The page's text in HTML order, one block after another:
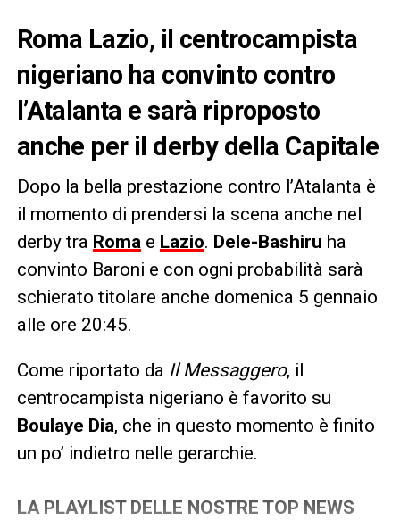
Roma Lazio, il centrocampista
nigeriano ha convinto contro
l’Atalanta e sarà riproposto
anche per il derby della Capitale
Dopo la bella prestazione contro l’Atalanta è
il momento di prendersi la scena anche nel
derby tra Romae Lazio. Dele-Bashiru ha
convinto Baroni e con ogni probabilità sarà
schierato titolare anche domenica 5 gennaio
alle ore 20:45.
Come riportato da Il Messaggero, il
centrocampista nigeriano è favorito su
Boulaye Dia, che in questo momento è finito
un po’ indietro nelle gerarchie.
LA PLAYLIST DELLE NOSTRE TOP NEWS